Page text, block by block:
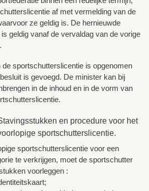
af met vermelding van de
ze geldig is. De hernieuwde
geldig vanaf de vervaldag van de vorige
de sportschutterslicentie is opgenomen
is gevoegd. De minister kan bij
in de inhoud en in de vorm van
en procedure voor het
sportschutterslicentie.
sportschutterslicentie voor een
te verkrijgen, moet de sportschutter
voorleggen :